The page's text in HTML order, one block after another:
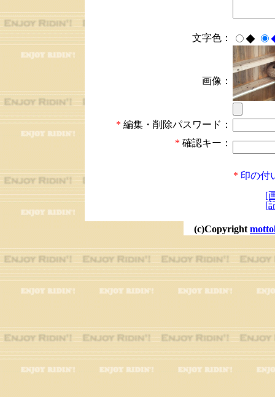
文字色： ◆
画像：
* 編集・削除パスワード：
* 確認キー：
* 印の付
[
[
(c)Copyright